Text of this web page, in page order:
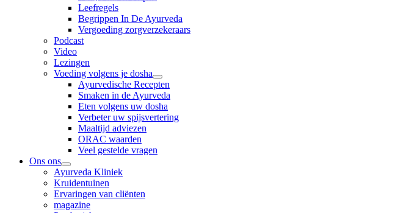
Leefregels
Begrippen In De Ayurveda
Vergoeding zorgverzekeraars
Podcast
Video
Lezingen
Voeding volgens je dosha
Ayurvedische Recepten
Smaken in de Ayurveda
Eten volgens uw dosha
Verbeter uw spijsvertering
Maaltijd adviezen
ORAC waarden
Veel gestelde vragen
Ons ons
Ayurveda Kliniek
Kruidentuinen
Ervaringen van cliënten
magazine